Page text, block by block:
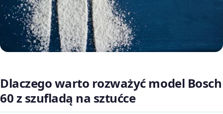
Dlaczego warto rozważyć model Bosch
60 z szufladą na sztućce